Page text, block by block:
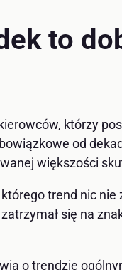
to
którzy
od
większości
trend nic
się na
o trendzie